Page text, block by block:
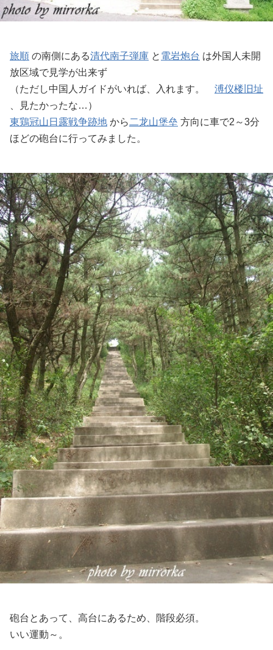
旅順 の南側にある清代南子弾庫 と 電岩炮台 は外国人未開
放区域で見学が出来ず
（ただし中国人ガイドがいれば、入れます。 溥仪楼旧址
、見たかったな…）
東鶏冠山日露戦争跡地 から 二龙山堡垒 方向に車で2～3分
ほどの砲台に行ってみました。
砲台とあって、高台にあるため、階段必須。
いい運動～。